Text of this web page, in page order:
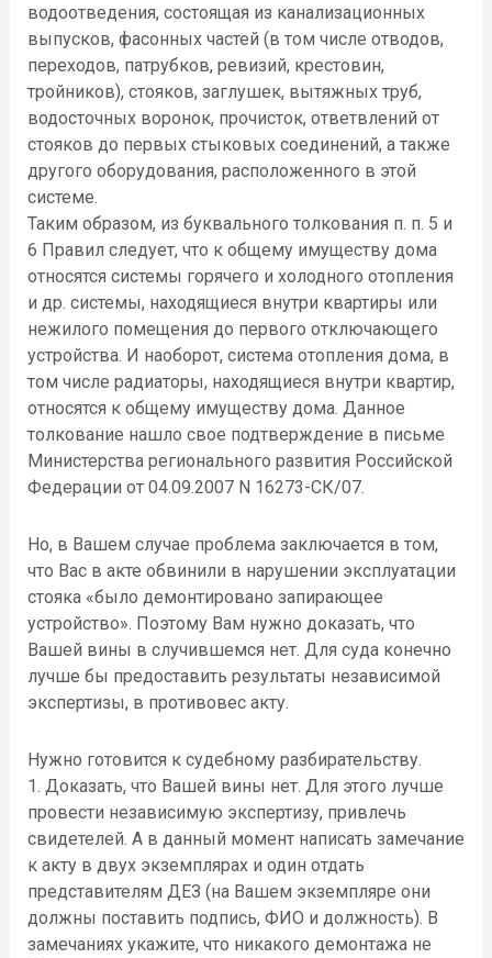
водоотведения, состоящая из канализационных
выпусков, фасонных частей (в том числе отводов,
переходов, патрубков, ревизий, крестовин,
тройников), стояков, заглушек, вытяжных труб,
водосточных воронок, прочисток, ответвлений от
стояков до первых стыковых соединений, а также
другого оборудования, расположенного в этой
системе.
Таким образом, из буквального толкования п. п. 5 и
6 Правил следует, что к общему имуществу дома
относятся системы горячего и холодного отопления
и др. системы, находящиеся внутри квартиры или
нежилого помещения до первого отключающего
устройства. И наоборот, система отопления дома, в
том числе радиаторы, находящиеся внутри квартир,
относятся к общему имуществу дома. Данное
толкование нашло свое подтверждение в письме
Министерства регионального развития Российской
Федерации от 04.09.2007 N 16273-СК/07.
Но, в Вашем случае проблема заключается в том,
что Вас в акте обвинили в нарушении эксплуатации
стояка «было демонтировано запирающее
устройство». Поэтому Вам нужно доказать, что
Вашей вины в случившемся нет. Для суда конечно
лучше бы предоставить результаты независимой
экспертизы, в противовес акту.
Нужно готовится к судебному разбирательству.
1. Доказать, что Вашей вины нет. Для этого лучше
провести независимую экспертизу, привлечь
свидетелей. А в данный момент написать замечание
к акту в двух экземплярах и один отдать
представителям ДЕЗ (на Вашем экземпляре они
должны поставить подпись, ФИО и должность). В
замечаниях укажите, что никакого демонтажа не